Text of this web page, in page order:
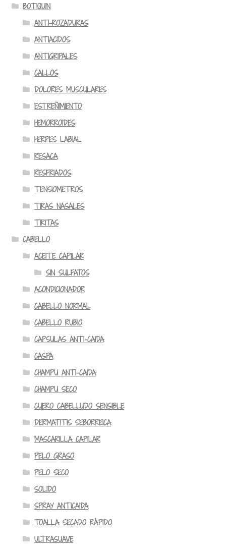
BOTIQUIN
ANTI-ROZADURAS
ANTIACIDOS
ANTIGRIPALES
CALLOS
DOLORES MUSCULARES
ESTREÑIMIENTO
HEMORROIDES
HERPES LABIAL
RESACA
RESFRIADOS
TENSIOMETROS
TIRAS NASALES
TIRITAS
CABELLO
ACEITE CAPILAR
SIN SULFATOS
ACONDICIONADOR
CABELLO NORMAL
CABELLO RUBIO
CAPSULAS ANTI-CAIDA
CASPA
CHAMPU ANTI-CAIDA
CHAMPU SECO
CUERO CABELLUDO SENSIBLE
DERMATITIS SEBORREICA
MASCARILLA CAPILAR
PELO GRASO
PELO SECO
SOLIDO
SPRAY ANTICAIDA
TOALLA SECADO RÁPIDO
ULTRASUAVE